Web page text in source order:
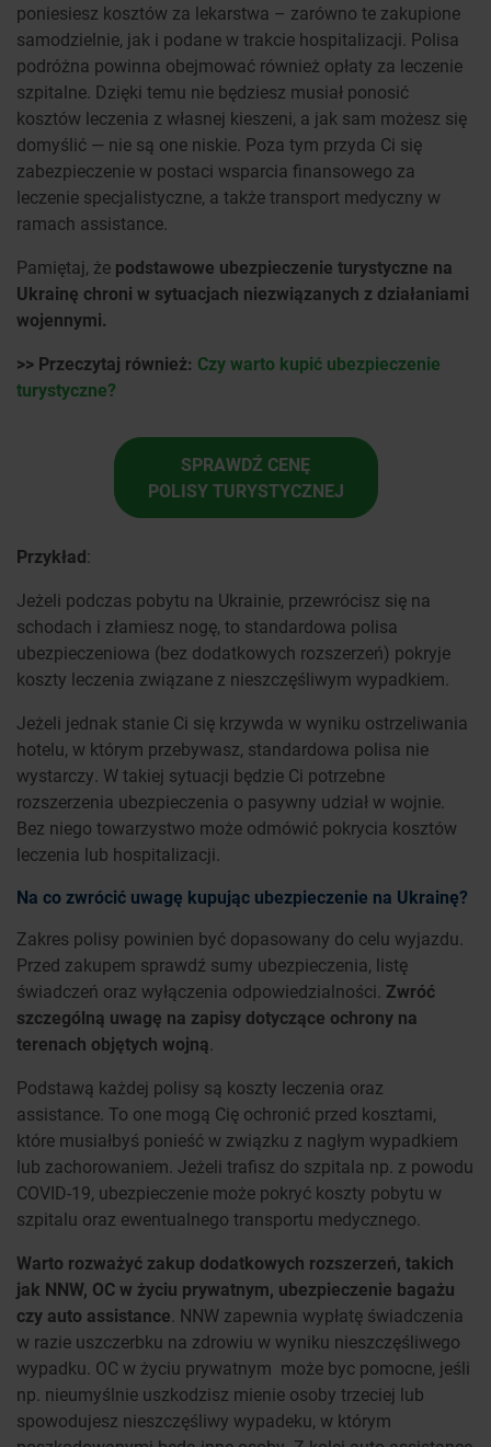
poniesiesz kosztów za lekarstwa – zarówno te zakupione
samodzielnie, jak i podane w trakcie hospitalizacji. Polisa
podróżna powinna obejmować również opłaty za leczenie
szpitalne. Dzięki temu nie będziesz musiał ponosić
kosztów leczenia z własnej kieszeni, a jak sam możesz się
domyślić — nie są one niskie. Poza tym przyda Ci się
zabezpieczenie w postaci wsparcia finansowego za
leczenie specjalistyczne, a także transport medyczny w
ramach assistance.
Pamiętaj, że podstawowe ubezpieczenie turystyczne na
Ukrainę chroni w sytuacjach niezwiązanych z działaniami
wojennymi.
>> Przeczytaj również: Czy warto kupić ubezpieczenie
turystyczne?
SPRAWDŹ CENĘ
POLISY TURYSTYCZNEJ
Przykład:
Jeżeli podczas pobytu na Ukrainie, przewrócisz się na
schodach i złamiesz nogę, to standardowa polisa
ubezpieczeniowa (bez dodatkowych rozszerzeń) pokryje
koszty leczenia związane z nieszczęśliwym wypadkiem.
Jeżeli jednak stanie Ci się krzywda w wyniku ostrzeliwania
hotelu, w którym przebywasz, standardowa polisa nie
wystarczy. W takiej sytuacji będzie Ci potrzebne
rozszerzenia ubezpieczenia o pasywny udział w wojnie.
Bez niego towarzystwo może odmówić pokrycia kosztów
leczenia lub hospitalizacji.
Na co zwrócić uwagę kupując ubezpieczenie na Ukrainę?
Zakres polisy powinien być dopasowany do celu wyjazdu.
Przed zakupem sprawdź sumy ubezpieczenia, listę
świadczeń oraz wyłączenia odpowiedzialności. Zwróć
szczególną uwagę na zapisy dotyczące ochrony na
terenach objętych wojną.
Podstawą każdej polisy są koszty leczenia oraz
assistance. To one mogą Cię ochronić przed kosztami,
które musiałbyś ponieść w związku z nagłym wypadkiem
lub zachorowaniem. Jeżeli trafisz do szpitala np. z powodu
COVID-19, ubezpieczenie może pokryć koszty pobytu w
szpitalu oraz ewentualnego transportu medycznego.
Warto rozważyć zakup dodatkowych rozszerzeń, takich
jak NNW, OC w życiu prywatnym, ubezpieczenie bagażu
czy auto assistance. NNW zapewnia wypłatę świadczenia
w razie uszczerbku na zdrowiu w wyniku nieszczęśliwego
wypadku. OC w życiu prywatnym może byc pomocne, jeśli
np. nieumyślnie uszkodzisz mienie osoby trzeciej lub
spowodujesz nieszczęśliwy wypadeku, w którym